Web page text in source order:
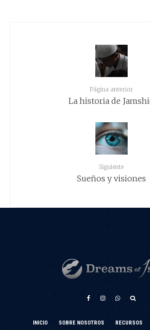
Página anterior
La historia de
Siguiente
Sueños y visiones
INICIO SOBRE NOSOTROS RECURSOS